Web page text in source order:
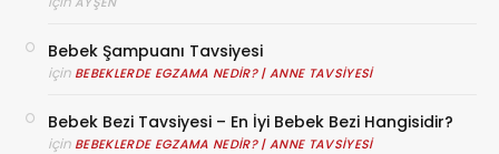
Bebek Şampuanı Tavsiyesi
için BEBEKLERDE EGZAMA NEDIR? | ANNE TAVSIYESI
Bebek Bezi Tavsiyesi – En İyi Bebek Bezi Hangisidir?
için BEBEKLERDE EGZAMA NEDIR? | ANNE TAVSIYESI